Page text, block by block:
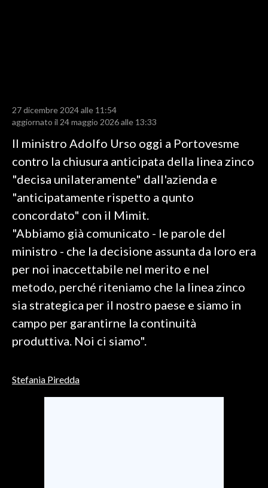
RISULTATI E CLASSIFICHE
CALCIO
CALCIO REGIONALE
BASKET
VOLLEY
MOTORI
TENNIS
ALTRI SPORT
CULTURA
SPETTACOLI
GOSSIP
SARDEGNA TURISMO
27 dicembre 2024 alle 11:54
aggiornato il 24 maggio 2026 alle 13:33
Il ministro Adolfo Urso oggi a Portovesme
contro la chiusura anticipata della linea zinco
"decisa unilateramente" dall'azienda e
"anticipatamente rispetto a qunto
concordato" con il Mimit.
"Abbiamo già comunicato - le parole del
ministro - che la decisione assunta da loro era
per noi inaccettabile nel merito e nel
metodo, perché riteniamo che la linea zinco
sia strategica per il nostro paese e siamo in
campo per garantirne la continuità
produttiva. Noi ci siamo".
Stefania Piredda